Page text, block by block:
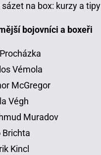
na box: kurzy a tipy
bojovníci a boxeři
Vémola
McGregor
Végh
Muradov
Brichta
Kincl